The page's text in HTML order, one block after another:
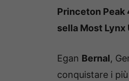
Princeton Peak
sella Most
Egan Bernal,
conquistare i